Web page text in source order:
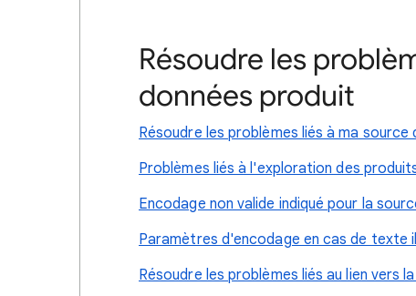
Résoudre les
données produit
Résoudre les problèmes liés à ma source
Problèmes liés à l'exploration des
Encodage non valide indiqué pour la
Paramètres d'encodage en cas de texte
Résoudre les problèmes liés au lien vers